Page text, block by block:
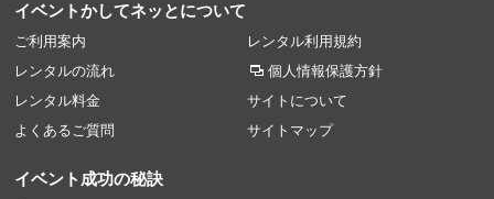
イベントかしてネッとについて
ご利用案内
レンタルの流れ
レンタル料金
よくあるご質問
レンタル利用規約
個人情報保護方針
サイトについて
サイトマップ
イベント成功の秘訣